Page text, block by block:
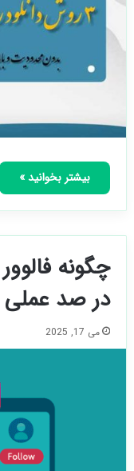
بیشتر بخوانید »
چگونه
در صد عملی
می 17, 2025